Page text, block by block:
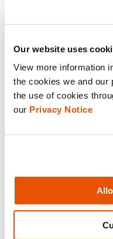
Our website uses
View more information
the cookies we and our
the use of cookies
our Privacy Notice
「私は検察官に直
『Excel シートを送
の開示用にこれら
と。翌朝には証言
Riley は語りました
翌朝、Debbie は法